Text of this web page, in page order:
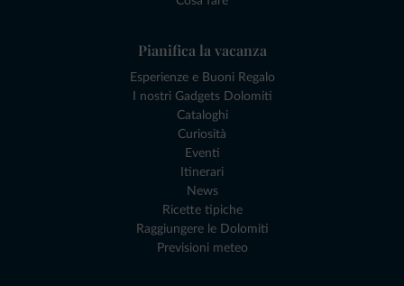
Pianifica la vacanza
Esperienze e Buoni Regalo
I nostri Gadgets Dolomiti
Cataloghi
Curiosità
Eventi
Itinerari
News
Ricette tipiche
Raggiungere le Dolomiti
Previsioni meteo